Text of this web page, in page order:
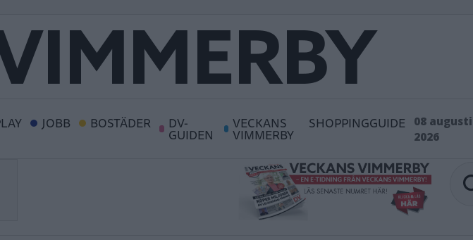
JOBB BOSTÄDER DV-
GUIDEN
VECKANS
VIMMERBY
SHOPPINGGUIDE
08 augusti
2026